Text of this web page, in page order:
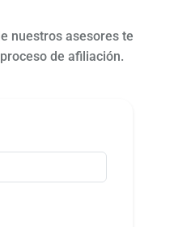
nuestros asesores te
de afiliación.